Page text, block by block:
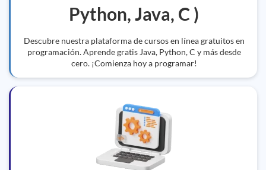
Python, Java, C )
Descubre nuestra plataforma de cursos en línea gratuitos en
programación. Aprende gratis Java, Python, C y más desde
cero. ¡Comienza hoy a programar!